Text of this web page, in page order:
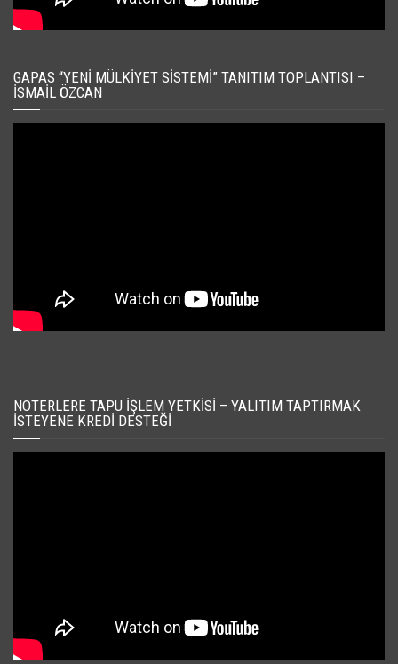
GAPAS “YENI MÜLKIYET SISTEMI” TANITIM TOPLANTISI –
İSMAIL ÖZCAN
NOTERLERE TAPU İŞLEM YETKISI – YALITIM TAPTIRMAK
İSTEYENE KREDI DESTEĞI